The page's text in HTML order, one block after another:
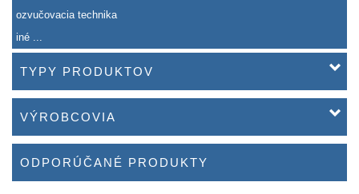
ozvučovacia technika
iné ...
TYPY PRODUKTOV
VÝROBCOVIA
ODPORÚČANÉ PRODUKTY